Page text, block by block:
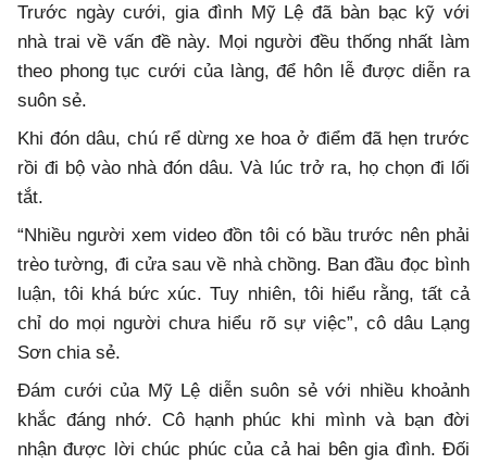
Trước ngày cưới, gia đình Mỹ Lệ đã bàn bạc kỹ với
nhà trai về vấn đề này. Mọi người đều thống nhất làm
theo phong tục cưới của làng, để hôn lễ được diễn ra
suôn sẻ.
Khi đón dâu, chú rể dừng xe hoa ở điểm đã hẹn trước
rồi đi bộ vào nhà đón dâu. Và lúc trở ra, họ chọn đi lối
tắt.
“Nhiều người xem video đồn tôi có bầu trước nên phải
trèo tường, đi cửa sau về nhà chồng. Ban đầu đọc bình
luận, tôi khá bức xúc. Tuy nhiên, tôi hiểu rằng, tất cả
chỉ do mọi người chưa hiểu rõ sự việc”, cô dâu Lạng
Sơn chia sẻ.
Đám cưới của Mỹ Lệ diễn suôn sẻ với nhiều khoảnh
khắc đáng nhớ. Cô hạnh phúc khi mình và bạn đời
nhận được lời chúc phúc của cả hai bên gia đình. Đối